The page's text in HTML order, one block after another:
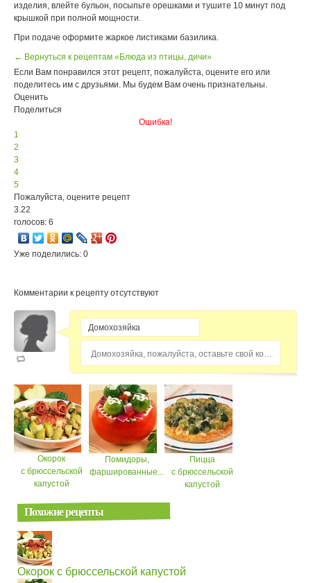
изделия, влейте бульон, посыпьте орешками и тушите 10 минут под
крышкой при полной мощности.
При подаче оформите жаркое листиками базилика.
← Вернуться к рецептам «Блюда из птицы, дичи»
Если Вам понравился этот рецепт, пожалуйста, оцените его или
поделитесь им с друзьями. Мы будем Вам очень признательны.
Оценить
Поделиться
Ошибка!
1
2
3
4
5
Пожалуйста, оцените рецепт
3.22
голосов: 6
Уже поделились: 0
Комментарии к рецепту отсутствуют
Домохозяйка, пожалуйста, оставьте свой комментарий...
Окорок
с брюссельской
капустой
Помидоры,
фаршированные...
Пицца
с брюссельской
капустой
Похожие рецепты
Окорок с брюссельской капустой